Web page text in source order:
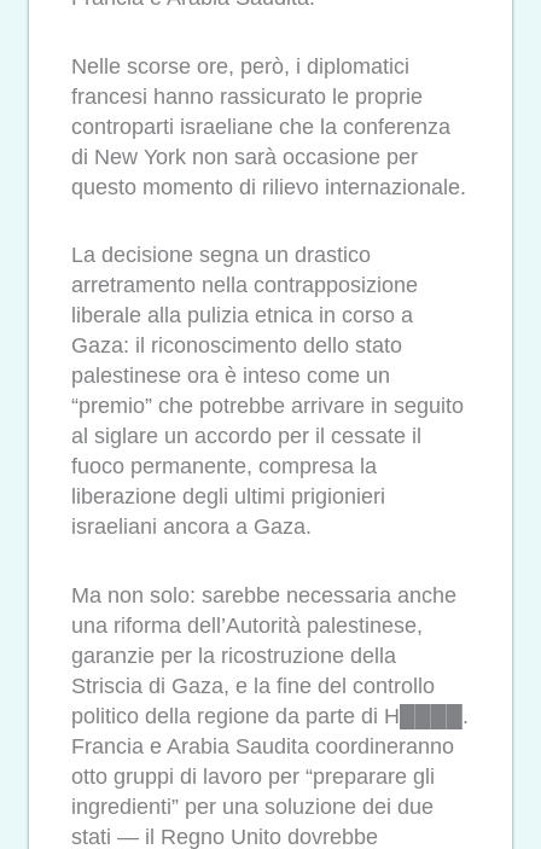
Nelle scorse ore, però, i diplomatici
francesi hanno rassicurato le proprie
controparti israeliane che la conferenza
di New York non sarà occasione per
questo momento di rilievo internazionale.
La decisione segna un drastico
arretramento nella contrapposizione
liberale alla pulizia etnica in corso a
Gaza: il riconoscimento dello stato
palestinese ora è inteso come un
“premio” che potrebbe arrivare in seguito
al siglare un accordo per il cessate il
fuoco permanente, compresa la
liberazione degli ultimi prigionieri
israeliani ancora a Gaza.
Ma non solo: sarebbe necessaria anche
una riforma dell’Autorità palestinese,
garanzie per la ricostruzione della
Striscia di Gaza, e la fine del controllo
politico della regione da parte di H████.
Francia e Arabia Saudita coordineranno
otto gruppi di lavoro per “preparare gli
ingredienti” per una soluzione dei due
stati — il Regno Unito dovrebbe